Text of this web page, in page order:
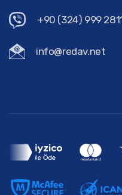
+90 (324) 999
info@redav.net